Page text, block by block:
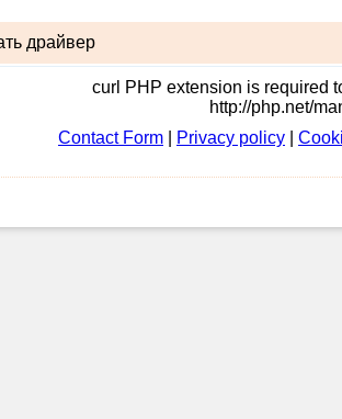
драйвер
curl PHP extension is required
http://php.net/
Contact Form
Privacy policy